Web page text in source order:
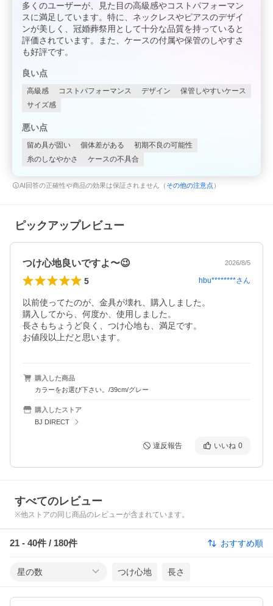
多くのユーザーが、見た目の高級感やコストパフォーマン
スに満足しています。特に、ネックレスやピアスのデザイ
ンが美しく、冠婚葬祭用として十分な品質を持っていると
評価されています。また、ケースの付属や保管のしやすさ
も好評です。
良い点
高級感 コストパフォーマンス デザイン
保管しやすいケース
サイズ感
悪い点
留め具が固い 個体差がある
初期不良の可能性
糸のしなやかさ
ケースの不具合
AI回答の正確性や商品の効果は保証されません（ その他の注意点 ）
ピックアップレビュー
つけ心地良いですよ〜😉 2026/8/5
5 hbu********さん
以前使ってたのが、金具が壊れ、購入しました。
購入してから、何度か、使用しました。
長さもちょうど良く、つけ心地も、満足です。
お値段以上だと思います。
購入した商品
カラーをお選び下さい。/39cm/グレー
購入したストア
BJ DIRECT
違反報告 いいね 0
すべてのレビュー
※他ストアの同じ商品のレビューが含まれています。
21 - 40件 / 180件 おすすめ順
星の数 つけ心地 長さ